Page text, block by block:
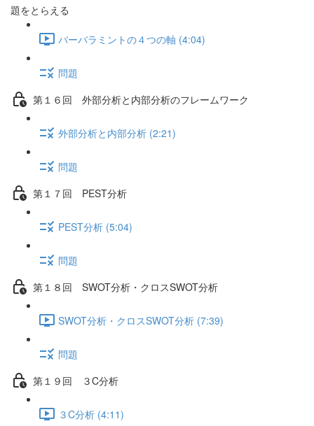
題をとらえる
バーバラミントの４つの軸 (4:04)
問題
第１６回 外部分析と内部分析のフレームワーク
外部分析と内部分析 (2:21)
問題
第１７回 PEST分析
PEST分析 (5:04)
問題
第１８回 SWOT分析・クロスSWOT分析
SWOT分析・クロスSWOT分析 (7:39)
問題
第１９回 ３C分析
３C分析 (4:11)